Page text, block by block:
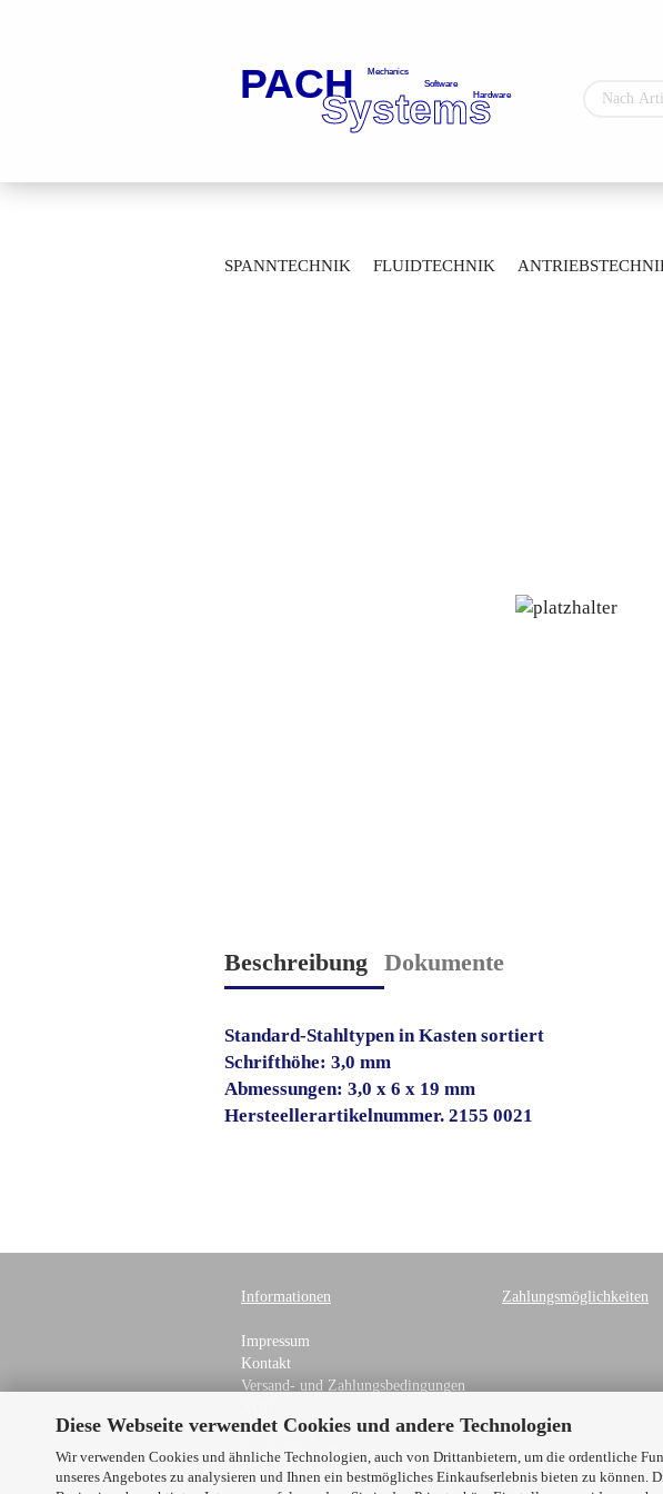
Diese Webseite verwendet Cookies und andere Technologien
Wir verwenden Cookies und ähnliche Technologien, auch von Drittanbietern, um die ordentliche
unseres Angebotes zu analysieren und Ihnen ein bestmögliches Einkaufserlebnis bieten zu
SPANNTECHNIK FLUIDTECHNIK
Beschreibung Dokumente
Standard-Stahltypen in Kasten sortiert
Schrifthöhe: 3,0 mm
Abmessungen: 3,0 x 6 x 19 mm
Hersteellerartikelnummer. 2155 0021
Informationen
Impressum
Kontakt
Versand- und Zahlungsbedingungen
Datenschutz
Cookie Einstellungen
Zahlungsmöglichkeiten